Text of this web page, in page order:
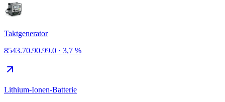
Taktgenerator
8543.70.90.99.0 · 3,7 %
Lithium-Ionen-Batterie